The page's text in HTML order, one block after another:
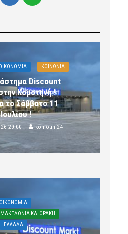
ΚΟΙΝΩΝΙΑ
Discount
Κομοτηνή !
το Σάββατο 11
Ιουλίου !
20:00 komotini24
OIKONOMIA
ΚΑΙ ΘΡΑΚΗ
ΕΛΛΑΔΑ